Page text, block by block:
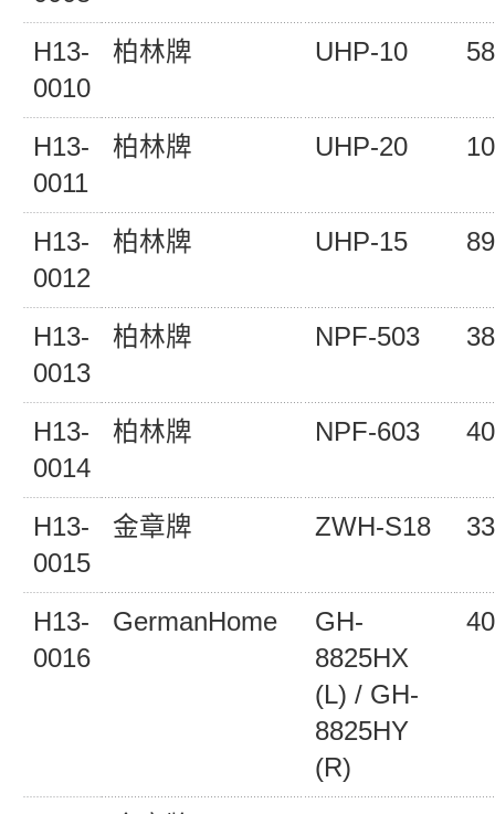
H13-
0010
柏林牌 UHP-10 58
H13-
0011
柏林牌 UHP-20
H13-
0012
柏林牌 UHP-15 89
H13-
0013
柏林牌 NPF-503 38
H13-
0014
柏林牌 NPF-603 40
H13-
0015
金章牌 ZWH-S18 33
H13-
0016
GermanHome
GH-
8825HX
(L) / GH-
8825HY
(R)
40